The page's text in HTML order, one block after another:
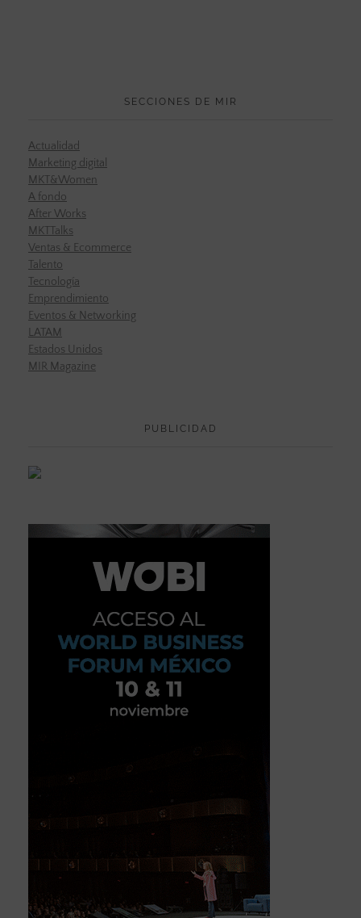
SECCIONES DE MIR
Actualidad
Marketing digital
MKT&Women
A fondo
After Works
MKTTalks
Ventas & Ecommerce
Talento
Tecnología
Emprendimiento
Eventos & Networking
LATAM
Estados Unidos
MIR Magazine
PUBLICIDAD